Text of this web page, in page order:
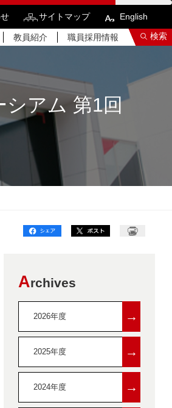
サイトマップ English
教員紹介 職員採用情報 検索
連サイトすべてを検索する
シアム 第1回
Archives
2026年度 →
2025年度 →
2024年度 →